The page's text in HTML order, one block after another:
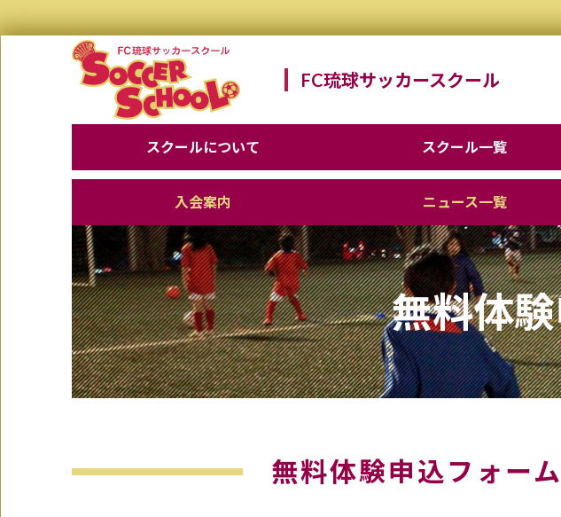
FC琉球サッカースクール
スクールについて スクール一覧
入会案内 ニュース一覧
無料体
無料体験申込フォーム